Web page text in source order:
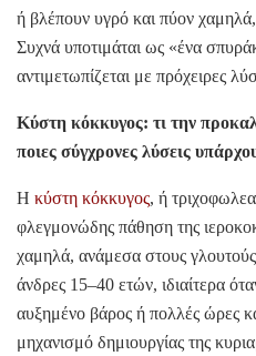
ή βλέπουν υγρό και πύον
Συχνά υποτιμάται ως «ένα
αντιμετωπίζεται με πρόχειρες
Κύστη κόκκυγος: τι την
ποιες σύγχρονες λύσεις
Η κύστη κόκκυγος, ή
φλεγμονώδης πάθηση της
χαμηλά, ανάμεσα στους
άνδρες 15–40 ετών, ιδιαίτερα
αυξημένο βάρος ή πολλές ώρες
μηχανισμό δημιουργίας της